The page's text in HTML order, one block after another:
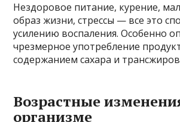
Нездоровое питание, курение,
образ жизни, стрессы — все это
усилению воспаления. Особенно
чрезмерное употребление
содержанием сахара и
Возрастные
организме